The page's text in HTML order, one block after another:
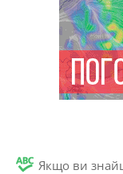
Якщо ви